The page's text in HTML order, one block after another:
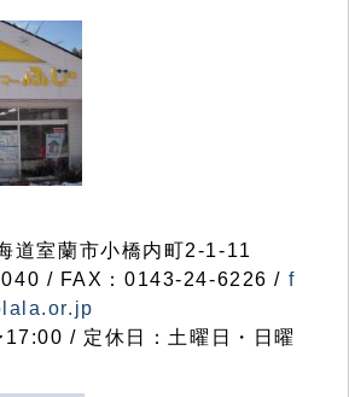
室蘭市小橋内町2-1-11
/ FAX：0143-24-6226 / f
/ 定休日：土曜日・日曜